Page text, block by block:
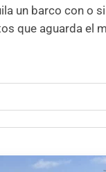
un barco con o
que aguarda el